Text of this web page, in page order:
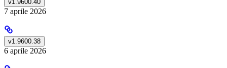
v1.9600.40
7 aprile 2026
v1.9600.38
6 aprile 2026